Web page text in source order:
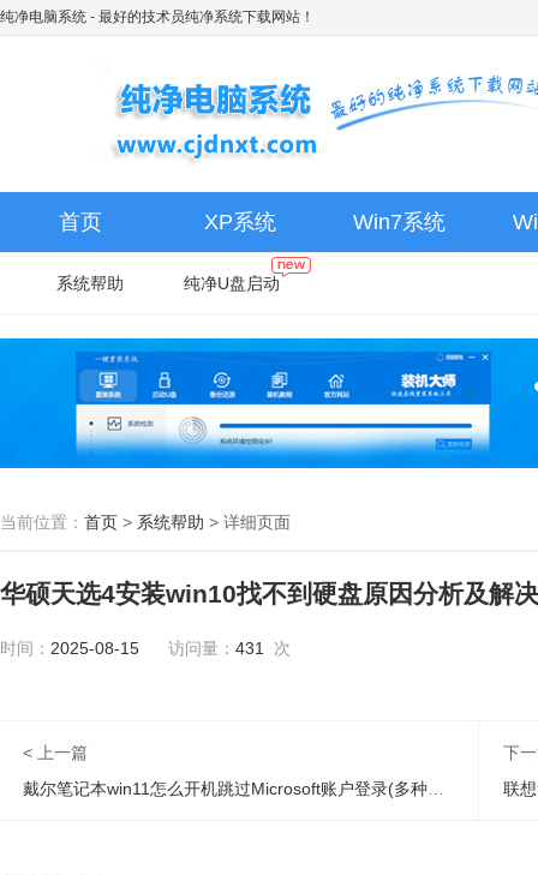
纯净电脑系统 - 最好的技术员纯净系统下载网站！
首页 XP系统 Win7系统
系统帮助 纯净U盘启动
当前位置： 首页 > 系统帮助 > 详细页面
华硕天选4安装win10找不到硬盘原因分析及解
时间： 2025-08-15 访问量： 431 次
< 上一篇
下
联